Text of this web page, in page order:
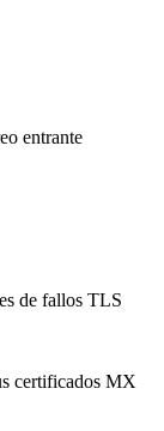
entrante
de fallos TLS
certificados MX